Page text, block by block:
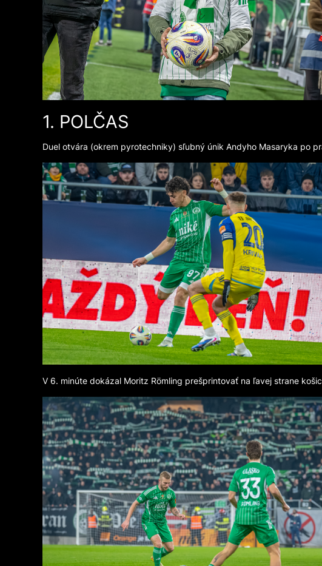
1. POLČAS
Duel otvára (okrem pyrotechniky) sľubný únik Andyho Masaryka po
V 6. minúte dokázal Moritz Römling prešprintovať na ľavej strane